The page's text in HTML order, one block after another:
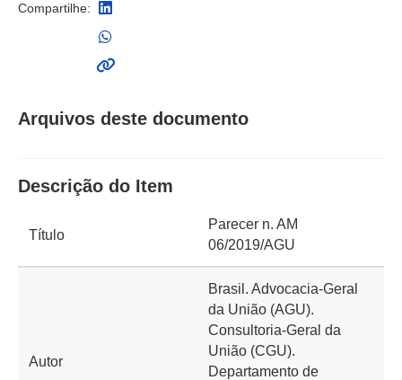
Compartilhe:
Arquivos deste documento
Descrição do Item
Título
Parecer n. AM
06/2019/AGU
Autor
Brasil. Advocacia-Geral
da União (AGU).
Consultoria-Geral da
União (CGU).
Departamento de